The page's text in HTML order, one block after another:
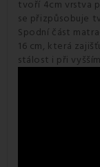
tvoří 4cm vrstva
se přizpůsobuje
Spodní část
16 cm, která
stálost i při